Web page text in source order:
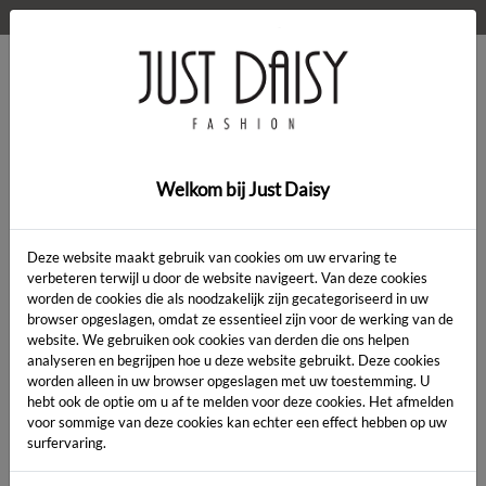
> Kleding
Artikelcode:
LENGTE:*
MAAT:*
Welkom bij Just Daisy
Deze website maakt gebruik van cookies om uw ervaring te
verbeteren terwijl u door de website navigeert. Van deze cookies
worden de cookies die als noodzakelijk zijn gecategoriseerd in uw
browser opgeslagen, omdat ze essentieel zijn voor de werking van de
website. We gebruiken ook cookies van derden die ons helpen
analyseren en begrijpen hoe u deze website gebruikt. Deze cookies
worden alleen in uw browser opgeslagen met uw toestemming. U
hebt ook de optie om u af te melden voor deze cookies. Het afmelden
voor sommige van deze cookies kan echter een effect hebben op uw
surfervaring.